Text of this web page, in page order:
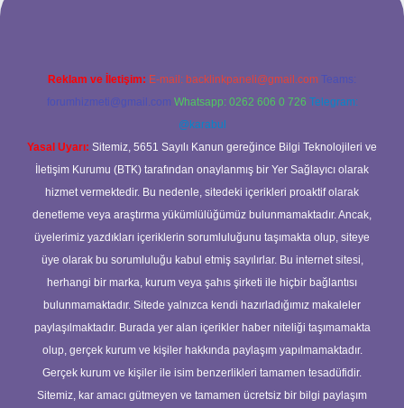
Reklam ve İletişim: E-mail: backlinkpaneli@gmail.com Teams:
forumhizmeti@gmail.com Whatsapp: 0262 606 0 726 Telegram:
@karabul
Yasal Uyarı: Sitemiz, 5651 Sayılı Kanun gereğince Bilgi Teknolojileri ve
İletişim Kurumu (BTK) tarafından onaylanmış bir Yer Sağlayıcı olarak
hizmet vermektedir. Bu nedenle, sitedeki içerikleri proaktif olarak
denetleme veya araştırma yükümlülüğümüz bulunmamaktadır. Ancak,
üyelerimiz yazdıkları içeriklerin sorumluluğunu taşımakta olup, siteye
üye olarak bu sorumluluğu kabul etmiş sayılırlar. Bu internet sitesi,
herhangi bir marka, kurum veya şahıs şirketi ile hiçbir bağlantısı
bulunmamaktadır. Sitede yalnızca kendi hazırladığımız makaleler
paylaşılmaktadır. Burada yer alan içerikler haber niteliği taşımamakta
olup, gerçek kurum ve kişiler hakkında paylaşım yapılmamaktadır.
Gerçek kurum ve kişiler ile isim benzerlikleri tamamen tesadüfidir.
Sitemiz, kar amacı gütmeyen ve tamamen ücretsiz bir bilgi paylaşım